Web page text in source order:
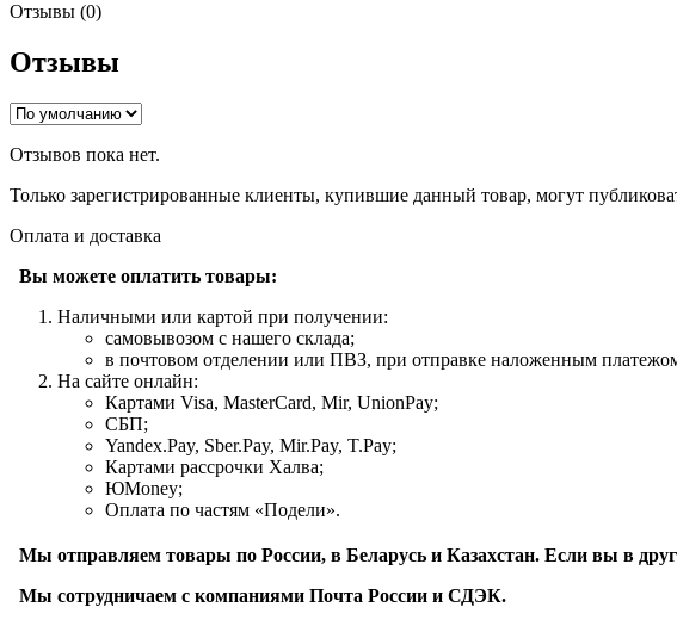
Отзывы (0)
Отзывы
Отзывов пока нет.
Только зарегистрированные клиенты, купившие данный товар, могут
Оплата и доставка
Вы можете оплатить товары:
Наличными или картой при получении:
самовывозом с нашего склада;
в почтовом отделении или ПВЗ, при отправке наложенным
На сайте онлайн:
Картами Visa, MasterCard, Mir, UnionPay;
СБП;
Yandex.Pay, Sber.Pay, Mir.Pay, T.Pay;
Картами рассрочки Халва;
ЮMoney;
Оплата по частям «Подели».
Мы отправляем товары по России, в Беларусь и Казахстан. Если вы в
Мы сотрудничаем с компаниями Почта России и СДЭК.